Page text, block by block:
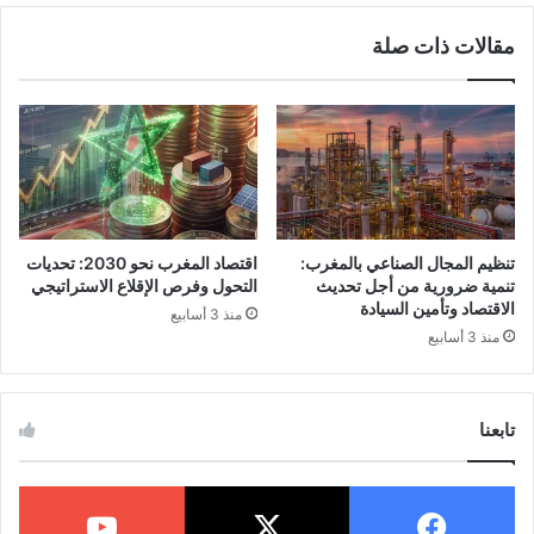
قم بزيارة الموقع الرسمي للسجل الاجتماعي
الموحد. يمكنك العثور عليه من خلال البحث عن
“السجل الاجتماعي الموحد المغرب” في محرك
البحث.
2. التسجيل أو تسجيل الدخول:
إذا كنت مستخدمًا جديدًا، ستحتاج إلى إنشاء
حساب جديد. اختر خيار التسجيل واملأ النموذج
بالمعلومات المطلوبة مثل الاسم، رقم الهوية
الوطنية، رقم الهاتف، والبريد الإلكتروني.
مقالات ذات صلة
تنظيم المجال الصناعي بالمغرب:
تنمية ضرورية من أجل تحديث
الاقتصاد وتأمين السيادة
منذ 3 أسابيع
اقتصاد المغرب نحو 2030: تحديات
التحول وفرص الإقلاع الاستراتيجي
منذ 3 أسابيع
تابعنا